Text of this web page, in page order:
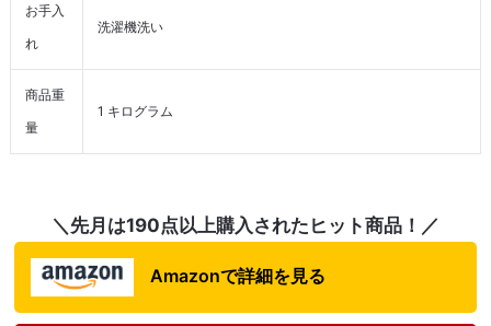
お手入
れ
洗濯機洗い
商品重
量
1 キログラム
＼先月は190点以上購入されたヒット商品！／
Amazonで詳細を見る